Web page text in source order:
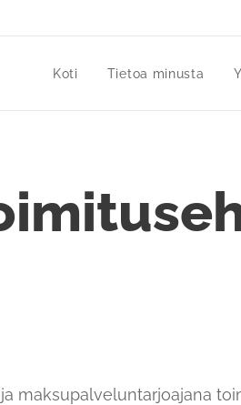
Koti Tietoa minusta
maksupalveluntarjoajana